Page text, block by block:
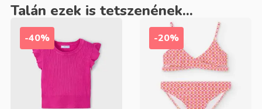
Talán ezek is tetszenének...
-40% -20%